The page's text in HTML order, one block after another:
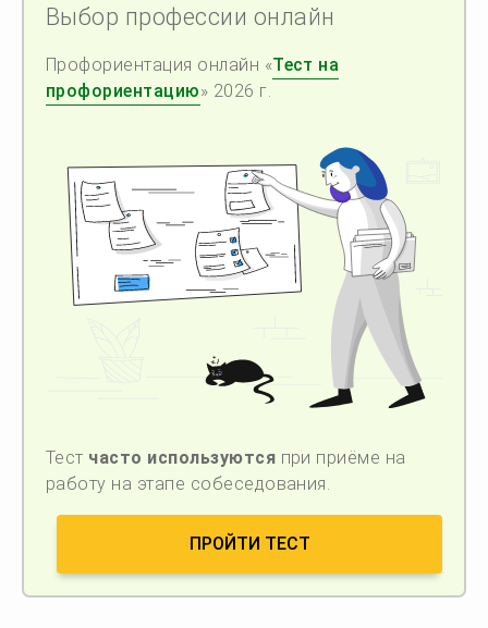
Выбор профессии онлайн
Профориентация онлайн «Тест на
профориентацию» 2026 г.
Тест часто используются при приёме на
работу на этапе собеседования.
ПРОЙТИ ТЕСТ